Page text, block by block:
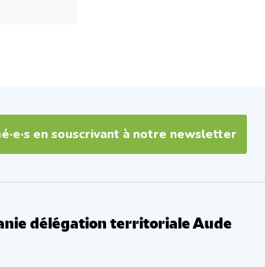
en souscrivant à notre newsletter
délégation territoriale Aude